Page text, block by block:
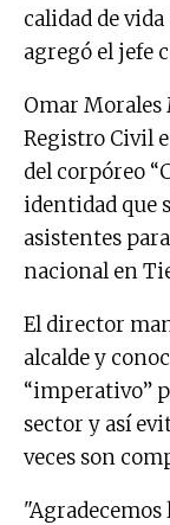
calidad de vida
agregó el jefe
Omar
Registro Civil
del corpóreo
identidad que
asistentes
nacional en
El director
alcalde y
“imperativo”
sector y así
veces son